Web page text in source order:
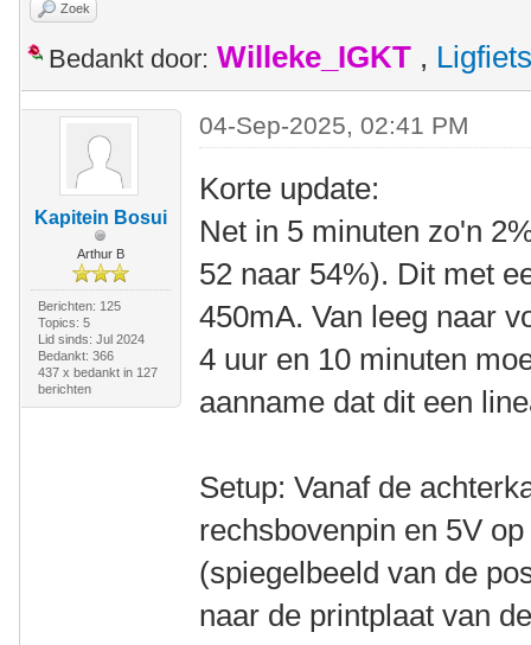
Zoek
Bedankt door: Willeke_IGKT ,
Kapitein Bosui
Arthur B
Berichten: 125
Topics: 5
Lid sinds: Jul 2024
Bedankt: 366
437 x bedankt in 127
berichten
04-Sep-2025, 02:41 PM
Korte update:
Net in 5 minuten zo'n
52 naar 54%). Dit met
450mA. Van leeg naar
4 uur en 10 minuten
aanname dat dit een
Setup: Vanaf de
rechsbovenpin en 5V
(spiegelbeeld van de
naar de printplaat van